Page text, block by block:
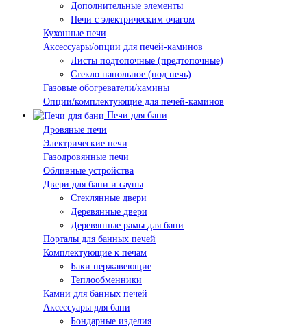
Дополнительные элементы
Печи с электрическим очагом
Кухонные печи
Аксессуары/опции для печей-каминов
Листы подтопочные (предтопочные)
Стекло напольное (под печь)
Газовые обогреватели/камины
Опции/комплектующие для печей-каминов
Печи для бани
Дровяные печи
Электрические печи
Газодровянные печи
Обливные устройства
Двери для бани и сауны
Стеклянные двери
Деревянные двери
Деревянные рамы для бани
Порталы для банных печей
Комплектующие к печам
Баки нержавеющие
Теплообменники
Камни для банных печей
Аксессуары для бани
Бондарные изделия